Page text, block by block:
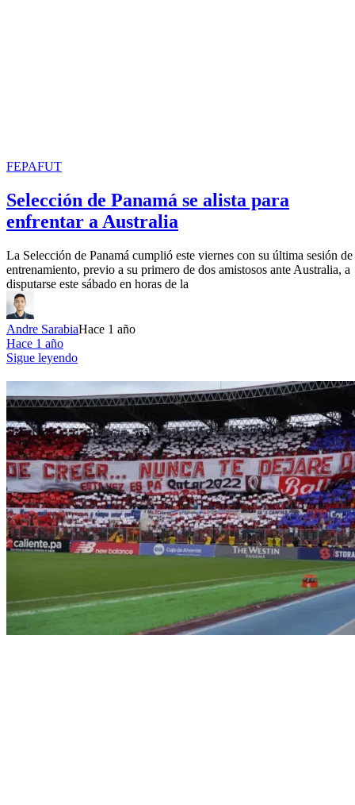
FEPAFUT
Selección de Panamá se alista para
enfrentar a Australia
La Selección de Panamá cumplió este viernes con su última sesión de
entrenamiento, previo a su primero de dos amistosos ante Australia, a
disputarse este sábado en horas de la
Andre SarabiaHace 1 año
Hace 1 año
Sigue leyendo